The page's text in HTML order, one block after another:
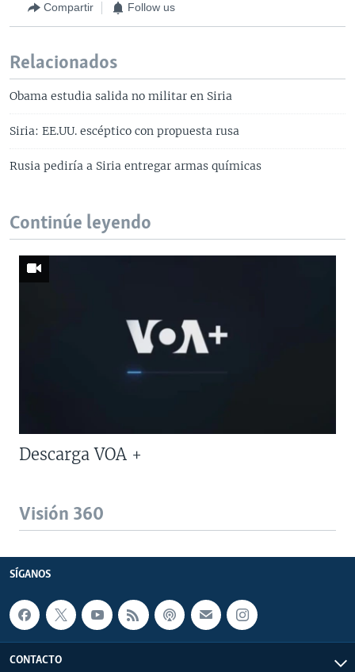
Compartir Follow us
Relacionados
Obama estudia salida no militar en Siria
Siria: EE.UU. escéptico con propuesta rusa
Rusia pediría a Siria entregar armas químicas
Continúe leyendo
Descarga VOA +
Visión 360
SÍGANOS
CONTACTO